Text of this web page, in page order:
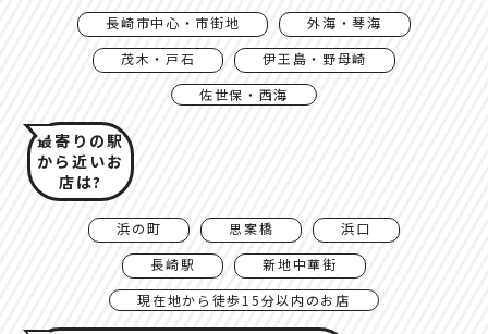
長崎市中心・市街地
外海・琴海
茂木・戸石
伊王島・野母崎
佐世保・西海
最寄りの駅
から近いお
店は?
浜の町 思案橋
浜口
長崎駅
新地中華街
現在地から徒歩15分以内のお店